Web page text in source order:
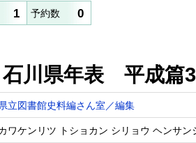
1 予約数 0
石川県年表 平成篇3
立図書館史料編さん室／編集
ワケンリツ トショカン シリョウ ヘンサン